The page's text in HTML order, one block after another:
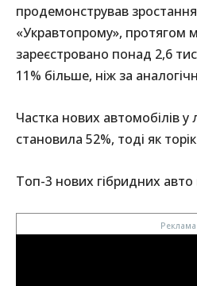
продемонстрував
«Укравтопрому», протягом
зареєстровано понад 2,6
11% більше, ніж за
Частка нових автомобілів у
становила 52%, тоді як
Топ-3 нових гібридних авто